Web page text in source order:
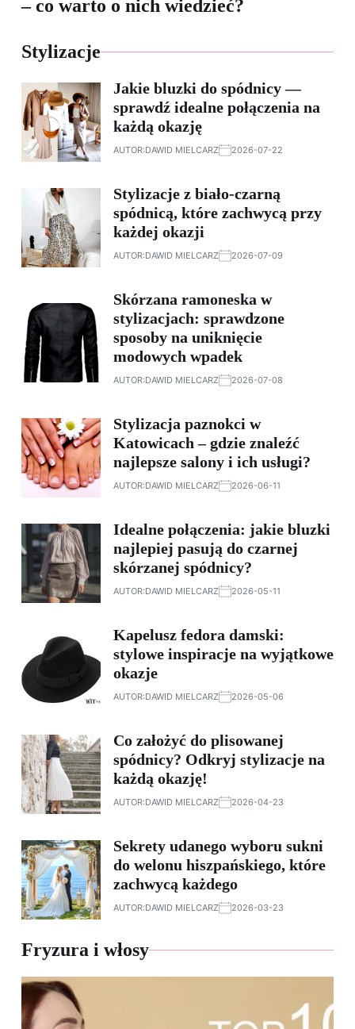
– co warto o nich wiedzieć?
Stylizacje
Jakie bluzki do spódnicy —
sprawdź idealne połączenia na
każdą okazję
AUTOR:DAWID MIELCARZ 2026-07-22
Stylizacje z biało-czarną
spódnicą, które zachwycą przy
każdej okazji
AUTOR:DAWID MIELCARZ 2026-07-09
Skórzana ramoneska w
stylizacjach: sprawdzone
sposoby na uniknięcie
modowych wpadek
AUTOR:DAWID MIELCARZ 2026-07-08
Stylizacja paznokci w
Katowicach – gdzie znaleźć
najlepsze salony i ich usługi?
AUTOR:DAWID MIELCARZ 2026-06-11
Idealne połączenia: jakie bluzki
najlepiej pasują do czarnej
skórzanej spódnicy?
AUTOR:DAWID MIELCARZ 2026-05-11
Kapelusz fedora damski:
stylowe inspiracje na wyjątkowe
okazje
AUTOR:DAWID MIELCARZ 2026-05-06
Co założyć do plisowanej
spódnicy? Odkryj stylizacje na
każdą okazję!
AUTOR:DAWID MIELCARZ 2026-04-23
Sekrety udanego wyboru sukni
do welonu hiszpańskiego, które
zachwycą każdego
AUTOR:DAWID MIELCARZ 2026-03-23
Fryzura i włosy